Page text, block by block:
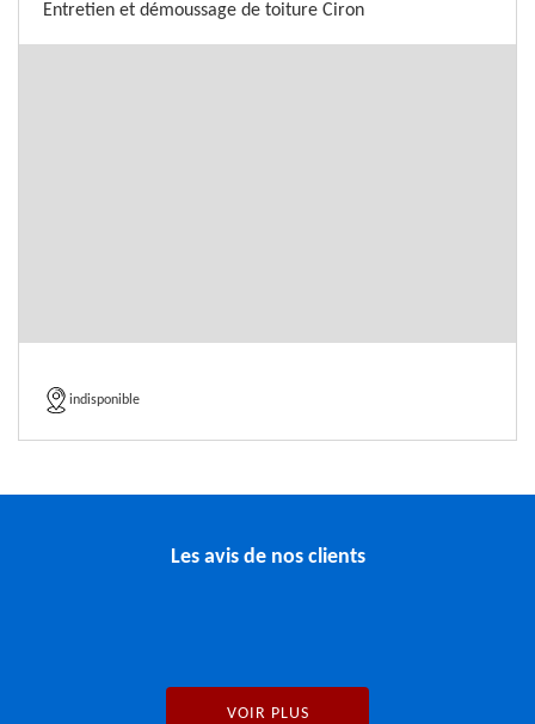
Entretien et démoussage de toiture Ciron
indisponible
Les avis de nos clients
VOIR PLUS